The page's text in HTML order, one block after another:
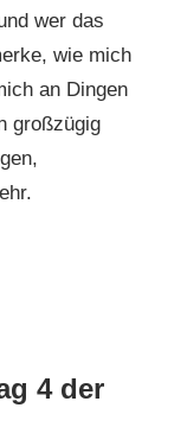
wer das
wie mich
an Dingen
großzügig
4 der